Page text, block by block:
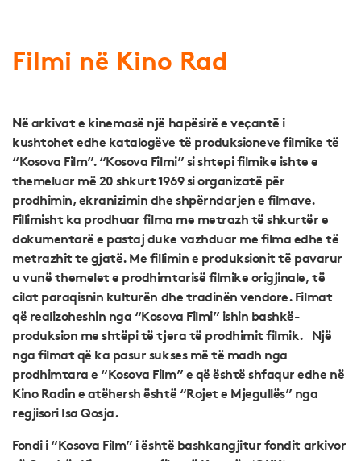
Filmi në Kino Rad
Në arkivat e kinemasë një hapësirë e veçantë i
kushtohet edhe katalogëve të produksioneve filmike të
“Kosova Film”. “Kosova Filmi” si shtepi filmike ishte e
themeluar më 20 shkurt 1969 si organizatë për
prodhimin, ekranizimin dhe shpërndarjen e filmave.
Fillimisht ka prodhuar filma me metrazh të shkurtër e
dokumentarë e pastaj duke vazhduar me filma edhe të
metrazhit te gjatë. Me fillimin e produksionit të pavarur
u vunë themelet e prodhimtarisë filmike origjinale, të
cilat paraqisnin kulturën dhe tradinën vendore. Filmat
që realizoheshin nga “Kosova Filmi” ishin bashkë-
produksion me shtëpi të tjera të prodhimit filmik. Një
nga filmat që ka pasur sukses më të madh nga
prodhimtara e “Kosova Film” e që është shfaqur edhe në
Kino Radin e atëhersh është “Rojet e Mjegullës” nga
regjisori Isa Qosja.
Fondi i “Kosova Film” i është bashkangjitur fondit arkivor